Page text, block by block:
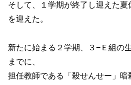
そして、１学期が終了し迎えた夏
を迎えた。
新たに始まる２学期、３−Ｅ組の
までに、
担任教師である「殺せんせー」